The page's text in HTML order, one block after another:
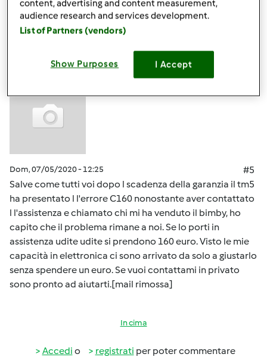
In cima
Felice66 (non verificato)
Dom, 07/05/2020 - 12:25
#5
Salve come tutti voi dopo l scadenza della garanzia il tm5
ha presentato l l'errore C160 nonostante aver contattato
l l'assistenza e chiamato chi mi ha venduto il bimby, ho
capito che il problema rimane a noi. Se lo porti in
assistenza udite udite si prendono 160 euro. Visto le mie
capacità in elettronica ci sono arrivato da solo a giustarlo
senza spendere un euro. Se vuoi contattami in privato
sono pronto ad aiutarti.[mail rimossa]
In cima
Accedi o registrati per poter commentare
content, advertising and content measurement,
audience research and services development.
List of Partners (vendors)
Show Purposes I Accept